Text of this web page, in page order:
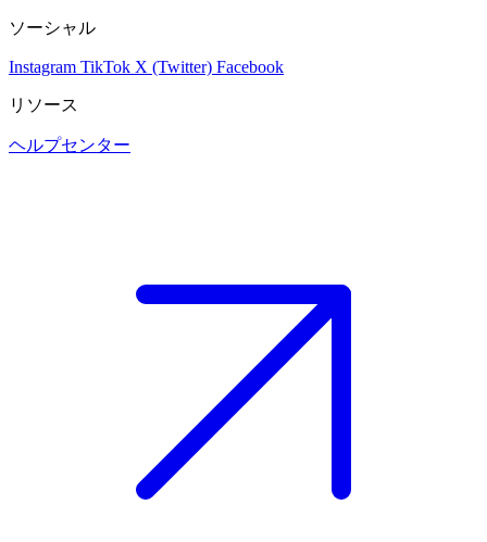
ソーシャル
Instagram TikTok X (Twitter) Facebook
リソース
ヘルプセンター